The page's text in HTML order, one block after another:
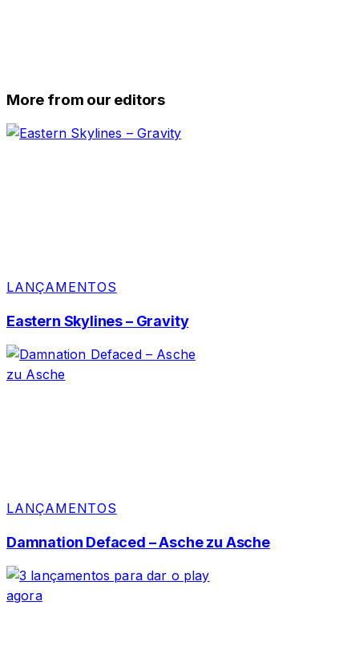
More from our editors
LANÇAMENTOS
Eastern Skylines – Gravity
LANÇAMENTOS
Damnation Defaced – Asche zu Asche